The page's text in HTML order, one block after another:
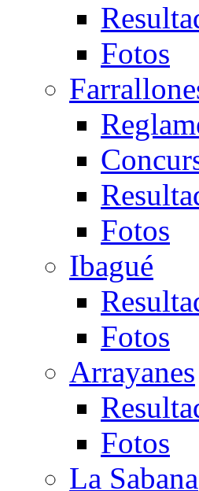
Fotos
Fotos
Ibagué
Fotos
Arrayanes
Fotos
La Sabana